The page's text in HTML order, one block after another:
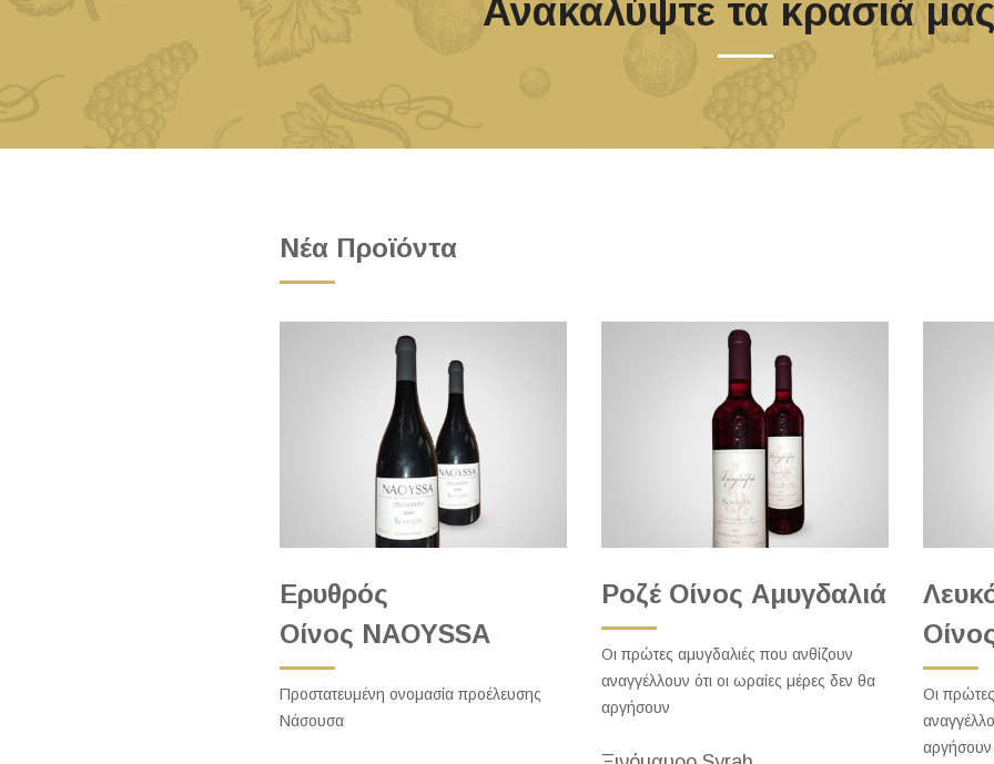
Ανακαλύψτε τα κρασιά
Νέα Προϊόντα
Ερυθρός
Οίνος NAOYSSA
Προστατευμένη ονομασία προέλευσης
Νάσουσα
Ροζέ Οίνος Αμυγδαλιά
Οι πρώτες αμυγδαλιές που ανθίζουν
αναγγέλλουν ότι οι ωραίες μέρες δεν θα
αργήσουν
Οι
αργήσουν